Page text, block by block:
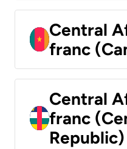
Central
franc
Central
franc